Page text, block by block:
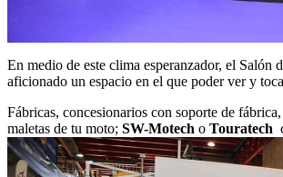
En medio de este clima esperanzador, el Salón
aficionado un espacio en el que poder ver y
Fábricas, concesionarios con soporte de
maletas de tu moto; SW-Motech o Touratech